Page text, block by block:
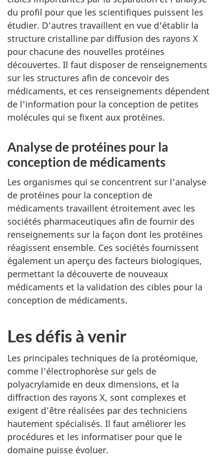
du profil pour que les scientifiques puissent les
étudier. D'autres travaillent en vue d'établir la
structure cristalline par diffusion des rayons X
pour chacune des nouvelles protéines
découvertes. Il faut disposer de renseignements
sur les structures afin de concevoir des
médicaments, et ces renseignements dépendent
de l'information pour la conception de petites
molécules qui se fixent aux protéines.
Analyse de protéines pour la
conception de médicaments
Les organismes qui se concentrent sur l'analyse
de protéines pour la conception de
médicaments travaillent étroitement avec les
sociétés pharmaceutiques afin de fournir des
renseignements sur la façon dont les protéines
réagissent ensemble. Ces sociétés fournissent
également un aperçu des facteurs biologiques,
permettant la découverte de nouveaux
médicaments et la validation des cibles pour la
conception de médicaments.
Les défis à venir
Les principales techniques de la protéomique,
comme l'électrophorèse sur gels de
polyacrylamide en deux dimensions, et la
diffraction des rayons X, sont complexes et
exigent d'être réalisées par des techniciens
hautement spécialisés. Il faut améliorer les
procédures et les informatiser pour que le
domaine puisse évoluer.